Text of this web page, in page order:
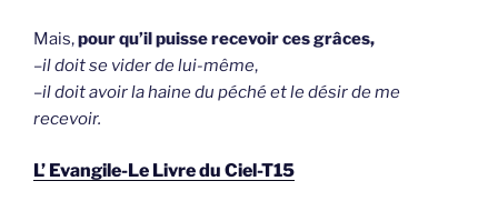
Mais,pour qu’il puisse recevoir ces grâces,
–il doit se vider de lui-même,
–il doit avoir la haine du péché et le désir de me
recevoir.
L’ Evangile-Le Livre du Ciel-T15